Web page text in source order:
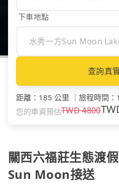
下車地點
查詢真
距離 ： 185 公里 旅程時間 ：
您的車資預估TWD4800
關西六福莊生態渡
Sun Moon接送